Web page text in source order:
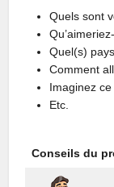
Quels sont
Quel(s)
Comment
Imaginez
Etc.
Conseils du